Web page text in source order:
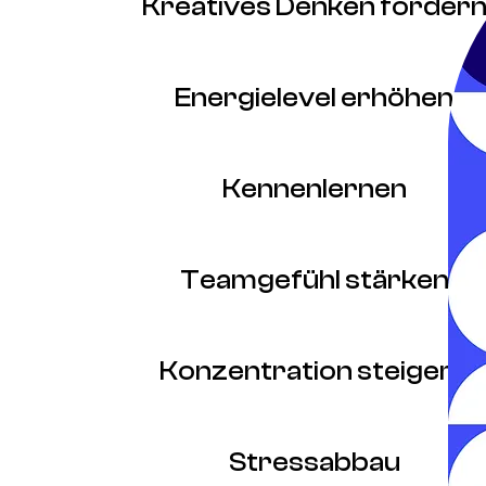
Kreatives Denken fördern
Energielevel erhöhen
Kennenlernen
Teamgefühl stärken
Konzentration steigern
Stressabbau